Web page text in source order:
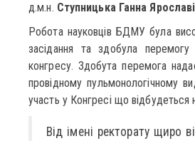
д.м.н. Ступницька Ганна
Робота науковців БДМУ була
засідання та здобула перемогу
конгресу. Здобута перемога
провідному пульмонологічному
участь у Конгресі що відбудеться
Від імені ректорату щиро